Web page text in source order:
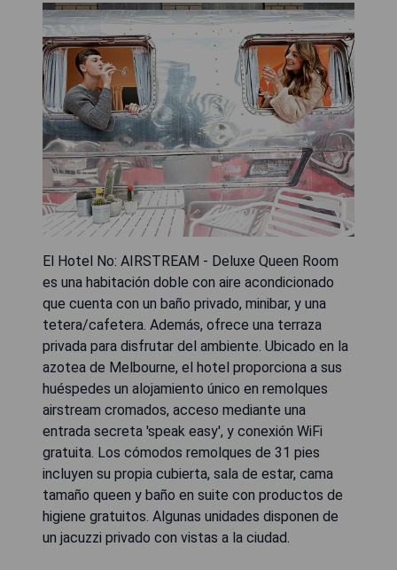
El Hotel No: AIRSTREAM - Deluxe Queen Room
es una habitación doble con aire acondicionado
que cuenta con un baño privado, minibar, y una
tetera/cafetera. Además, ofrece una terraza
privada para disfrutar del ambiente. Ubicado en la
azotea de Melbourne, el hotel proporciona a sus
huéspedes un alojamiento único en remolques
airstream cromados, acceso mediante una
entrada secreta 'speak easy', y conexión WiFi
gratuita. Los cómodos remolques de 31 pies
incluyen su propia cubierta, sala de estar, cama
tamaño queen y baño en suite con productos de
higiene gratuitos. Algunas unidades disponen de
un jacuzzi privado con vistas a la ciudad.